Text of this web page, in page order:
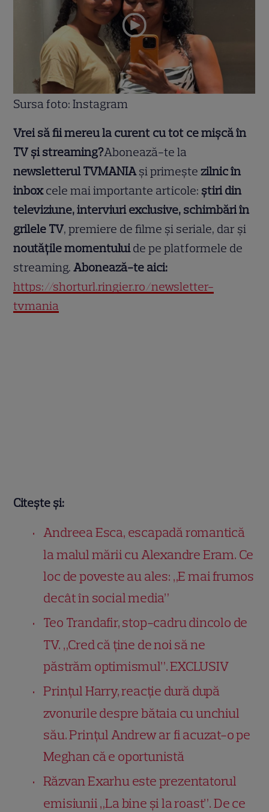
Sursa foto: Instagram
Vrei să fii mereu la curent cu tot ce mișcă în
TV și streaming?Abonează-te la
newsletterul TVMANIAși primește zilnic în
inboxcele mai importante articole: știri din
televiziune, interviuri exclusive, schimbări în
grilele TV, premiere de filme și seriale, dar și
noutățile momentuluide pe platformele de
streaming.Abonează-te aici:
https://shorturl.ringier.ro/newsletter-
tvmania
Citește și:
Andreea Esca, escapadă romantică
la malul mării cu Alexandre Eram. Ce
loc de poveste au ales: „E mai frumos
decât în social media”
Teo Trandafir, stop-cadru dincolo de
TV. „Cred că ține de noi să ne
păstrăm optimismul”. EXCLUSIV
Prințul Harry, reacție dură după
zvonurile despre bătaia cu unchiul
său. Prințul Andrew ar fi acuzat-o pe
Meghan că e oportunistă
Răzvan Exarhu este prezentatorul
emisiunii „La bine și la roast”. De ce